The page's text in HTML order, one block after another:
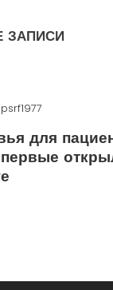
ЗАПИСИ
для